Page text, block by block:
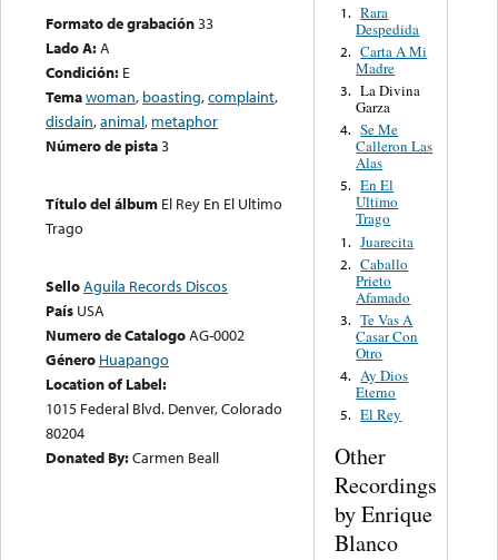
Formato de grabación33
Lado A:A
Condición: E
Temawoman, boasting,complaint,
disdain,animal, metaphor
Número de pista3
Título del álbum El Rey En El Ultimo
Trago
SelloAguila Records Discos
País USA
Numero de CatalogoAG-0002
Género Huapango
Location of Label:
1015 Federal Blvd. Denver, Colorado
80204
Donated By:Carmen Beall
1. Rara
Despedida
2. Carta A Mi
Madre
3. La Divina
Garza
4. Se Me
Calleron Las
Alas
5. En El
Ultimo
Trago
1. Juarecita
2. Caballo
Prieto
Afamado
3. Te Vas A
Casar Con
Otro
4. Ay Dios
Eterno
5. El Rey
Other
Recordings
by Enrique
Blanco